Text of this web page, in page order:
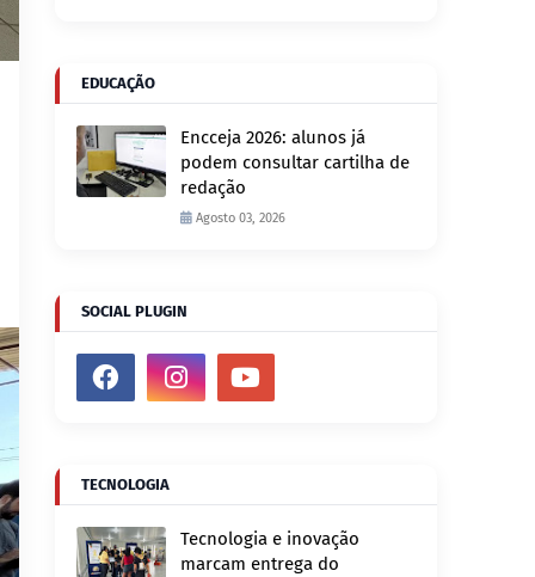
EDUCAÇÃO
Encceja 2026: alunos já
podem consultar cartilha de
redação
Agosto 03, 2026
SOCIAL PLUGIN
TECNOLOGIA
Tecnologia e inovação
marcam entrega do